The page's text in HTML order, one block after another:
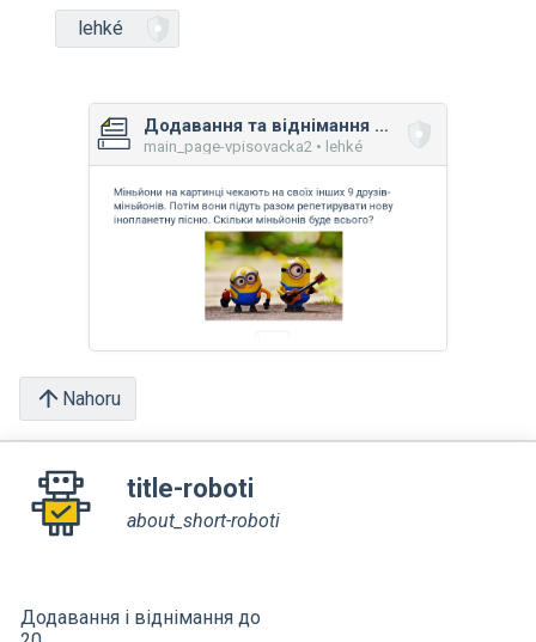
lehké
Додавання та віднімання основи: мікс вправ
main_page-vpisovacka2 • lehké
Nahoru
title-roboti
about_short-roboti
Додавання і віднімання до